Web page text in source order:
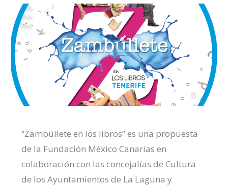
“Zambúllete en los libros” es una propuesta
de la Fundación México Canarias en
colaboración con las concejalías de Cultura
de los Ayuntamientos de La Laguna y